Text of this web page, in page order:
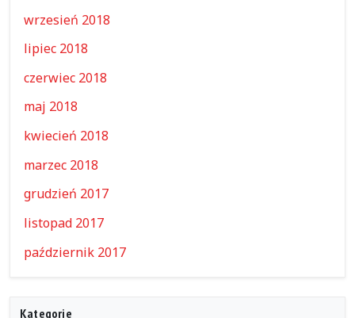
wrzesień 2018
lipiec 2018
czerwiec 2018
maj 2018
kwiecień 2018
marzec 2018
grudzień 2017
listopad 2017
październik 2017
Kategorie